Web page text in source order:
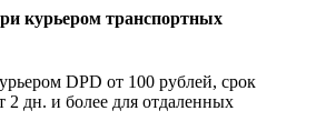
курьером транспортных
DPD от 100 рублей, срок
2 дн. и более для отдаленных